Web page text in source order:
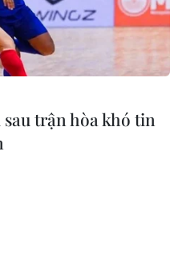
trận hòa khó tin